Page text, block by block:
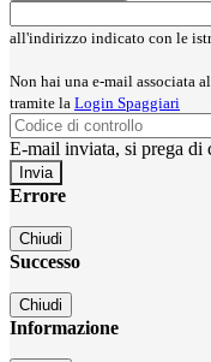
all'indirizzo indicato con le
Non hai una e-mail associata
tramite la Login Spaggiari
E-mail inviata, si prega di
Errore
Chiudi
Successo
Chiudi
Informazione